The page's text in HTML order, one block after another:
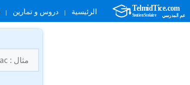
الرئيسية دروس و تمارين
عن: